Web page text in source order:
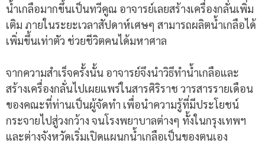
น้ำเกลือมากขึ้นเป็นทวีคูณ อาจารย์เลยสร้างเครื่องกลั่นเพิ่ม
เติม ภายในระยะเวลาสัปดาห์เศษๆ สามารถผลิตน้ำเกลือได้
เพิ่มขึ้นเท่าตัว ช่วยชีวิตคนได้มหาศาล
จากความสำเร็จครั้งนั้น อาจารย์จึงนำวิธีทำน้ำเกลือและ
สร้างเครื่องกลั่นไปเผยแพร่ในสารศิริราช วารสารรายเดือน
ของคณะที่ท่านเป็นผู้จัดทำ เพื่อนำความรู้ที่มีประโยชน์
กระจายไปสู่วงกว้าง จนโรงพยาบาลต่างๆ ทั้งในกรุงเทพฯ
และต่างจังหวัดเริ่มเปิดแผนกน้ำเกลือเป็นของตนเอง